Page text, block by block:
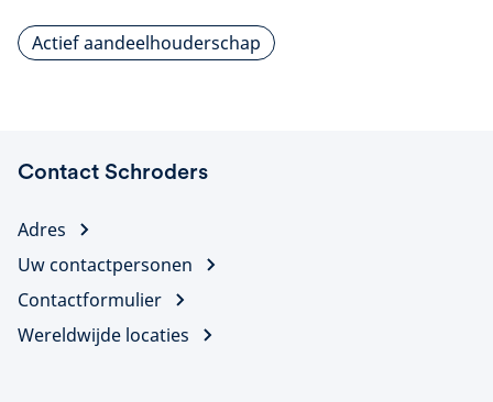
Actief aandeelhouderschap
Contact Schroders
Adres
Uw contactpersonen
Contactformulier
Wereldwijde locaties